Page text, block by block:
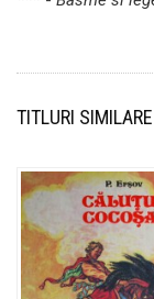
TITLURI SIMILARE